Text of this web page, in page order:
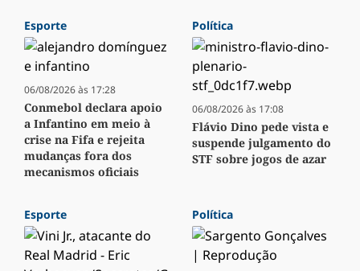
Esporte
06/08/2026 às 17:28
Conmebol declara apoio
a Infantino em meio à
crise na Fifa e rejeita
mudanças fora dos
mecanismos oficiais
Política
06/08/2026 às 17:08
Flávio Dino pede vista e
suspende julgamento do
STF sobre jogos de azar
Esporte Política